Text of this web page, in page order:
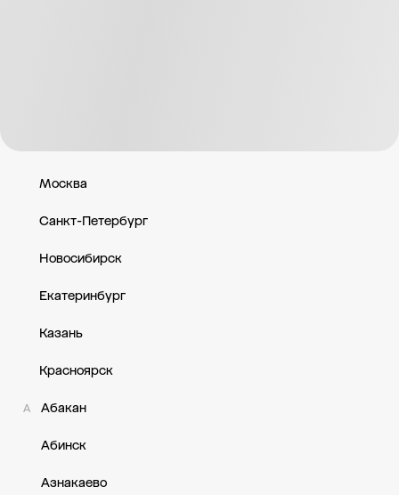
Москва
Санкт-Петербург
Новосибирск
Екатеринбург
Казань
Красноярск
А Абакан
Абинск
Азнакаево